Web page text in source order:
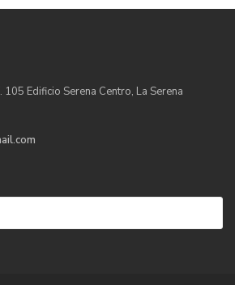
Edificio Serena Centro, La Serena